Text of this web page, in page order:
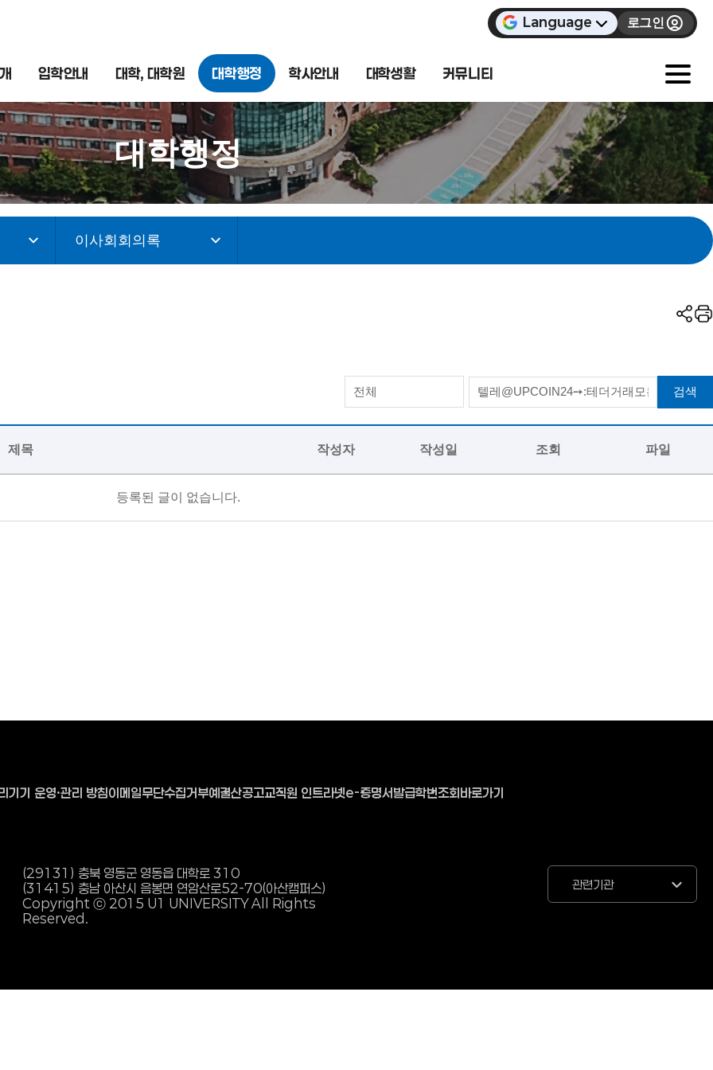
Language 로그인
입학안내 대학, 대학원 대학행정 학사안내 대학생활 커뮤니티
대학행정
이사회회의록
전체 검색
제목 작성자 작성일 조회 파일
등록된 글이 없습니다.
기기 운영·관리 방침이메일무단수집거부예결산공고교직원 인트라넷e-증명서발급학번조회바로가기
(29131) 충북 영동군 영동읍 대학로 310
(31415) 충남 아산시 음봉면 연암산로52-70(아산캠퍼스)
Copyright ⓒ 2015 U1 UNIVERSITY All Rights
Reserved.
관련기관